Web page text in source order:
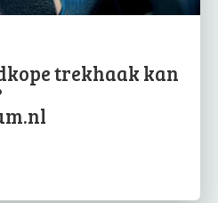
trekhaak kan